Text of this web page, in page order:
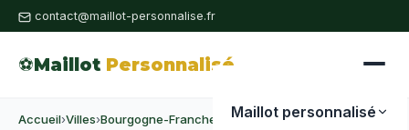
contact@maillot-personnalise.fr
⚽Maillot Personnalisé
Maillot personnalisé
Accueil›Villes›Bourgogne-Franche-Comté›Doubs›